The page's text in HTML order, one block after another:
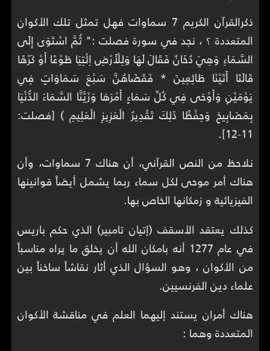
ذكرالقرآن الكريم 7 سماوات فهل تمثل تلك الأكوان
المتعددة ؟ ، نجد في سورة فصلت :" ثُمَّ اسْتَوَى إِلَى
السَّمَاءِ وَهِيَ دُخَانٌ فَقَالَ لَهَا وَلِلْأَرْضِ اِئْتِيَا طَوْعًا أَوْ كَرْهًا
قَالَتَا أَتَيْنَا طَائِعِينَ * فَقَضَاهُنَّ سَبْعَ سَمَاوَاتٍ فِي
يَوْمَيْنِ وَأَوْحَى فِي كُلِّ سَمَاءٍ أَمْرَهَا وَزَيَّنَّا السَّمَاءَ الدُّنْيَا
بِمَصَابِيحَ وَحِفْظًا ذَلِكَ تَقْدِيرُ الْعَزِيزِ الْعَلِيمِ ) [فصلت:
11-12].
نلاحظ من النص القرآني، أن هناك 7 سماوات، وأن
هناك أمر موحى لكل سماء ربما يشمل أيضاً قوانينها
الفيزيائية و زمكانها الخاص بها.
كذلك يعتقد الأسقف (إتيان تامبير) الذي حكم باريس
في عام 1277 أنه بامكان الله أن يخلق ما يراه مناسباً
من الأكوان ، وهو السؤال الذي أثار نقاشاً ساخناً بين
علماء دين الفرنسيين.
هناك أمران يستند إليهما العلم في مناقشة الأكوان
المتعددة وهما :